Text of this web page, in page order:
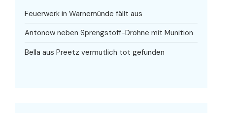
Feuerwerk in Warnemünde fällt aus
Antonow neben Sprengstoff-Drohne mit Munition
Bella aus Preetz vermutlich tot gefunden